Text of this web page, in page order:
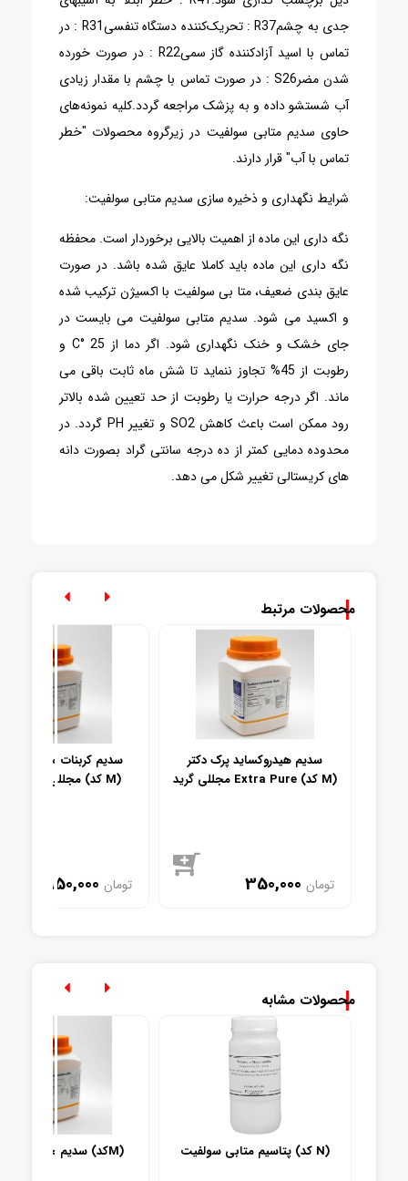
جدی به چشمR37 : تحریک‌کننده دستگاه تنفسی
R31 : در
تماس با اسید آزادکننده گاز سمی
R22 : در صورت خورده
شدن مضر
S26 : در صورت تماس با چشم با مقدار زیادی
آب شستشو داده و به پزشک مراجعه گردد.کلیه نمونه‌های
حاوی سدیم متابی سولفیت در زیرگروه محصولات "خطر
تماس با آب" قرار دارند.
شرایط نگهداری و ذخیره سازی سدیم متابی سولفیت:
نگه داری این ماده از اهمیت بالایی برخوردار است. محفظه
نگه داری این ماده باید کاملا عایق شده باشد. در صورت
عایق بندی ضعیف، متا بی سولفیت با اکسیژن ترکیب شده
و اکسید می شود. سدیم متابی سولفیت می بایست در
جای خشک و خنک نگهداری شود. اگر دما از 25 °C و
رطوبت از 45% تجاوز ننماید تا شش ماه ثابت باقی می
ماند. اگر درجه حرارت یا رطوبت از حد تعیین شده بالاتر
رود ممکن است باعث کاهش SO2 و تغییر PH گردد. در
محدوده دمایی کمتر از ده درجه سانتی گراد بصورت دانه
های کریستالی تغییر شکل می دهد.
محصولات مرتبط
سدیم هیدروکساید پرک دکتر
مجللی گرید Extra Pure (کد M)
350,000 تومان
سدیم کربنات منوهیدرات
مجللی آزمایشگاهی (کد M)
950,000 تومان
محصولات مشابه
پتاسیم متابی سولفیت (کد N) سدیم متابی سولفیت (کدM)